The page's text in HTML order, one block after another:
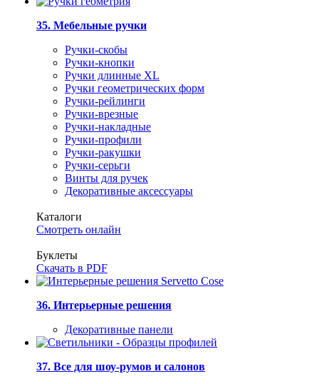
35. Мебельные ручки
Ручки-скобы
Ручки-кнопки
Ручки длинные XL
Ручки геометрических форм
Ручки-рейлинги
Ручки-врезные
Ручки-накладные
Ручки-профили
Ручки-ракушки
Ручки-серьги
Винты для ручек
Декоративные аксессуары
Каталоги
Смотреть онлайн
Буклеты
Скачать в PDF
36. Интерьерные решения
Декоративные панели
37. Все для шоу-румов и салонов